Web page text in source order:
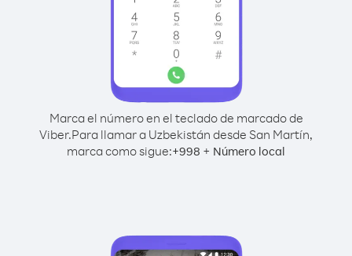
Marca el número en el teclado de marcado de
Viber.Para llamar a Uzbekistán desde San Martín,
marca como sigue:+998 + Número local